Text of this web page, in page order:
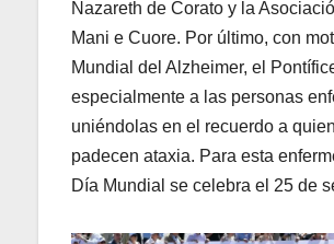
Nazareth de Corato y la
Mani e Cuore. Por último, con
Mundial del Alzheimer, el
especialmente a las personas
uniéndolas en el recuerdo a
padecen ataxia. Para esta
Día Mundial se celebra el 25 de